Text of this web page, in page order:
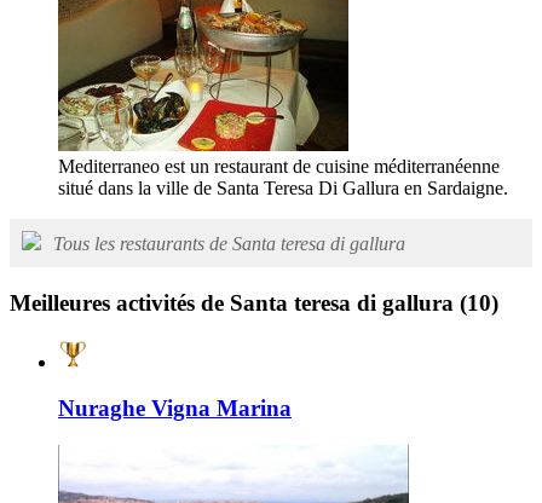
Mediterraneo est un restaurant de cuisine méditerranéenne
situé dans la ville de Santa Teresa Di Gallura en Sardaigne.
Tous les restaurants de Santa teresa di gallura
Meilleures activités de Santa teresa di gallura (10)
Nuraghe Vigna Marina